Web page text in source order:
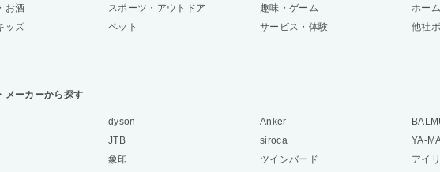
お酒
スポーツ・アウトドア 趣味・ゲーム ホー
ッズ
ペット サービス・体験 他社
メーカーから探す
dyson Anker
JTB siroca YA-
象印 ツインバード アイ